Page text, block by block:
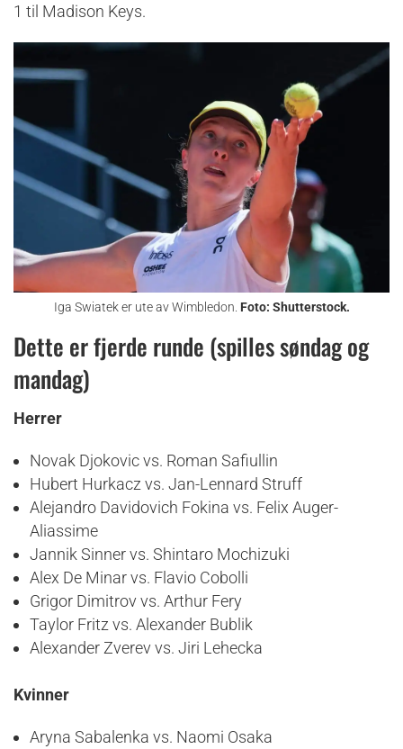
1 til Madison Keys.
Iga Swiatek er ute av Wimbledon. Foto: Shutterstock.
Dette er fjerde runde (spilles søndag og
mandag)
Herrer
Novak Djokovic vs. Roman Safiullin
Hubert Hurkacz vs. Jan-Lennard Struff
Alejandro Davidovich Fokina vs. Felix Auger-
Aliassime
Jannik Sinner vs. Shintaro Mochizuki
Alex De Minar vs. Flavio Cobolli
Grigor Dimitrov vs. Arthur Fery
Taylor Fritz vs. Alexander Bublik
Alexander Zverev vs. Jiri Lehecka
Kvinner
Aryna Sabalenka vs. Naomi Osaka